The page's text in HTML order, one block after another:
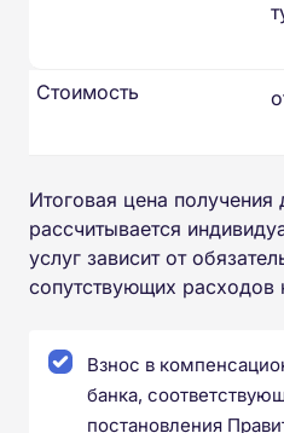
Стоимость
Итоговая цена
рассчитывается
услуг зависит от
сопутствующих расходов
Взнос в
банка,
постановления